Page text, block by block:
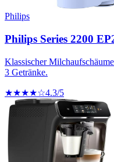
Philips
Philips Series 2200
Klassischer
3 Getränke.
★★★★☆4.3/5